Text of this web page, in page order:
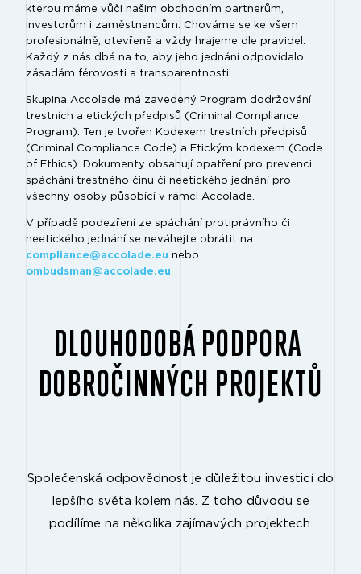
kterou máme vůči našim obchodním partnerům,
investorům i zaměstnancům. Chováme se ke všem
profesionálně, otevřeně a vždy hrajeme dle pravidel.
Každý z nás dbá na to, aby jeho jednání odpovídalo
zásadám férovosti a transparentnosti.
Skupina Accolade má zavedený Program dodržování
trestních a etických předpisů (Criminal Compliance
Program). Ten je tvořen Kodexem trestních předpisů
(Criminal Compliance Code) a Etickým kodexem (Code
of Ethics). Dokumenty obsahují opatření pro prevenci
spáchání trestného činu či neetického jednání pro
všechny osoby působící v rámci Accolade.
V případě podezření ze spáchání protiprávního či
neetického jednání se neváhejte obrátit na
compliance@accolade.eu nebo
ombudsman@accolade.eu.
DLOUHODOBÁ PODPORA
DOBROČINNÝCH PROJEKTŮ
Společenská odpovědnost je důležitou investicí do
lepšího světa kolem nás. Z toho důvodu se
podílíme na několika zajímavých projektech.